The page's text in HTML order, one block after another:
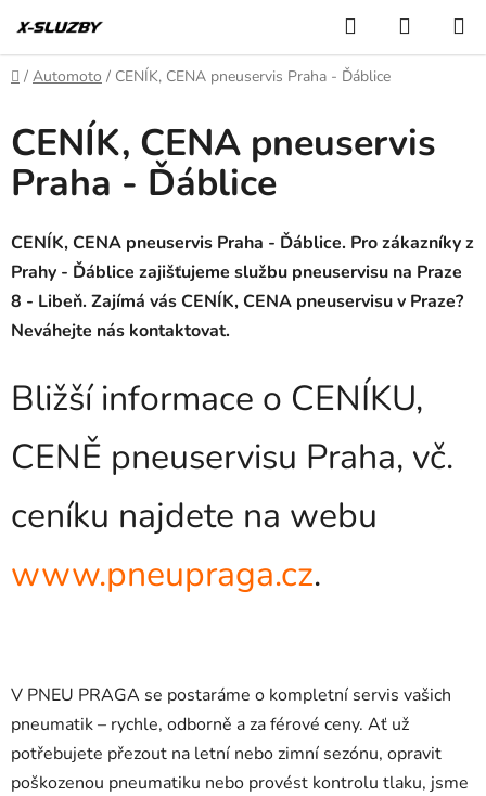
na
obsah
Hledat
KOŠÍK
Domů
/ Automoto / CENÍK, CENA pneuservis Praha - Ďáblice
CENÍK, CENA pneuservis
Praha - Ďáblice
CENÍK, CENA pneuservis Praha - Ďáblice. Pro zákazníky z
Prahy - Ďáblice zajišťujeme službu pneuservisu na Praze
8 - Libeň. Zajímá vás CENÍK, CENA pneuservisu v Praze?
Neváhejte nás kontaktovat.
Bližší informace o CENÍKU,
CENĚ pneuservisu Praha, vč.
ceníku najdete na webu
www.pneupraga.cz.
V PNEU PRAGA se postaráme o kompletní servis vašich
pneumatik – rychle, odborně a za férové ceny. Ať už
potřebujete přezout na letní nebo zimní sezónu, opravit
poškozenou pneumatiku nebo provést kontrolu tlaku, jsme